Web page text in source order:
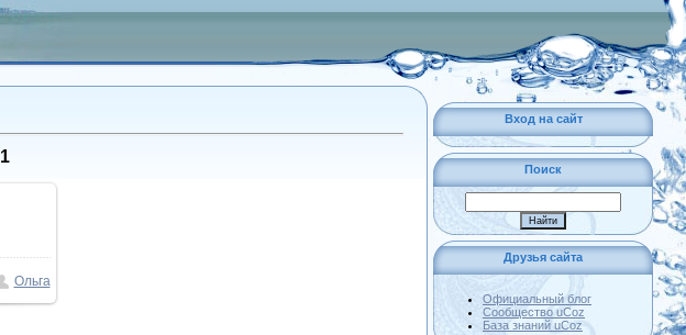
Ольга
Вход на сайт
Поиск
Друзья сайта
Официальный блог
Сообщество uCoz
База знаний uCoz